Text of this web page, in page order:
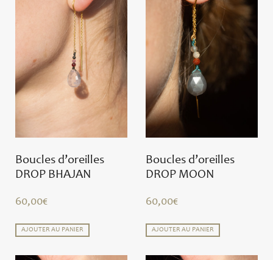
Boucles d’oreilles
DROP BHAJAN
60,00€
AJOUTER AU PANIER
Boucles d’oreilles
DROP MOON
60,00€
AJOUTER AU PANIER